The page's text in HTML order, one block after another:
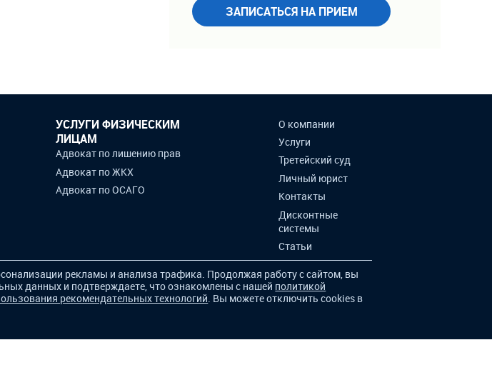
ЗАПИСАТЬСЯ НА ПРИЕМ
УСЛУГИ ФИЗИЧЕСКИМ
ЛИЦАМ
Адвокат по лишению прав
Адвокат по ЖКХ
Адвокат по ОСАГО
О компании
Услуги
Третейский суд
Личный юрист
Контакты
Дисконтные
системы
Статьи
рекламы и анализа трафика. Продолжая работу с сайтом, вы
данных и подтверждаете, что ознакомлены с нашей политикой
рекомендательных технологий. Вы можете отключить cookies в